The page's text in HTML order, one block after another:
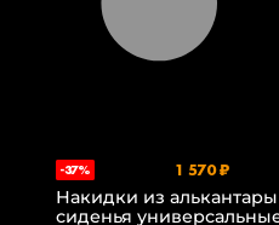
-37% 1 570 ₽
Накидки из
сиденья